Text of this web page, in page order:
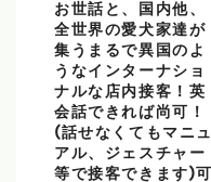
お世話と、国内他、
全世界の愛犬家達が
集うまるで異国のよ
うなインターナショ
ナルな店内接客！英
会話できれば尚可！
(話せなくてもマニュ
アル、ジェスチャー
等で接客できます)可